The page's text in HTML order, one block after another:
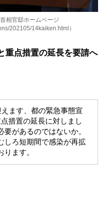
相官邸ホームページ
202105/14kaiken.html）
重点措置の延長を要請へ
ます、都の緊急事態宣
措置の延長に対しまし
があるのではないか。
しろ短期間で感染が再拡
ます。